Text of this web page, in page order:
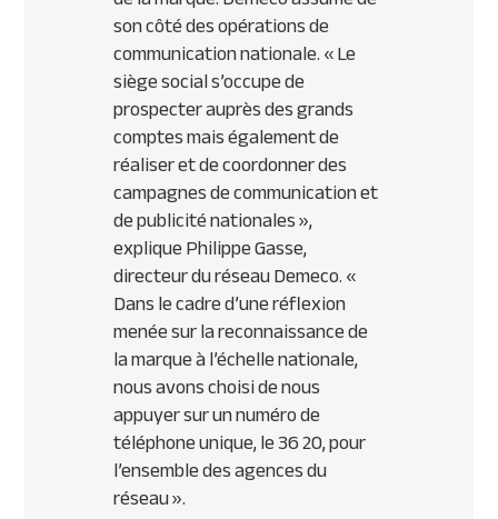
son côté des opérations de
communication nationale.« Le
siège social s’occupe de
prospecter auprès des grands
comptes mais également de
réaliser et de coordonner des
campagnes de communication et
de publicité nationales »,
explique Philippe Gasse,
directeur du réseau Demeco. «
Dans le cadre d’une réflexion
menée sur la reconnaissance de
la marque à l’échelle nationale,
nous avons choisi de nous
appuyer sur un numéro de
téléphone unique, le 36 20, pour
l’ensemble des agences du
réseau ».